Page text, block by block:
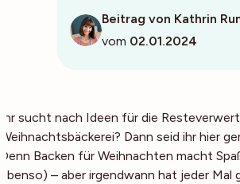
Beitrag von Kathrin
vom 02.01.2024
Ihr sucht nach Ideen für die
Weihnachtsbäckerei? Dann seid ihr hier
Denn Backen für Weihnachten macht
ebenso) – aber irgendwann hat jeder Mal